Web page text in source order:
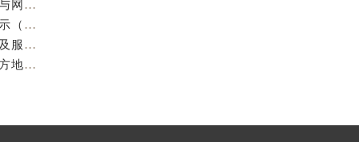
亲身到店探访成都欧米茄官方售后服务中心｜最新电话与网点地址（2026年7月最新）
成都欧米茄维修保养地址电话专业售后服务中心权威公示（2026年7月最新）
亲身到店探访成都欧米茄官方售后服务中心｜最新地址及服务热线（2026年7月最新）
成都欧米茄官方售后服务中心｜最新服务电话及全部官方地址权威信息公示（2026年7月最新）